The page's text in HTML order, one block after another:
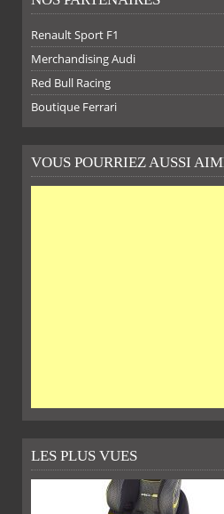
SUR SUR SUR SUR
Renault Sport F1
Merchandising Audi
Red Bull Racing
Boutique Ferrari
VOUS POURRIEZ AUSSI
LES PLUS VUES